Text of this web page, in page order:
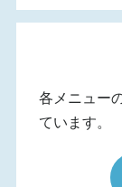
各メニュー
ています。